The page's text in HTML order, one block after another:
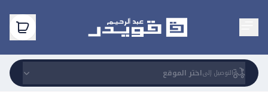
التوصيل إلىاختر الموقع